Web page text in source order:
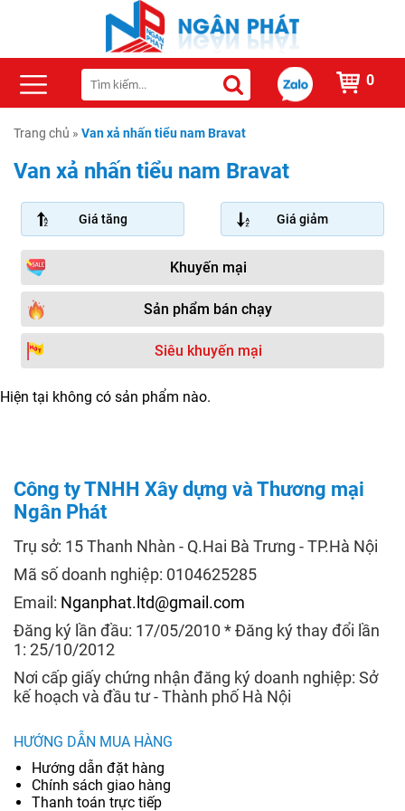
0
Trang chủ » Van xả nhấn tiểu nam Bravat
Van xả nhấn tiểu nam Bravat
Giá tăng Giá giảm
Khuyến mại
Sản phẩm bán chạy
Siêu khuyến mại
Hiện tại không có sản phẩm nào.
Công ty TNHH Xây dựng và Thương mại
Ngân Phát
Trụ sở: 15 Thanh Nhàn - Q.Hai Bà Trưng - TP.Hà Nội
Mã số doanh nghiệp: 0104625285
Email: Nganphat.ltd@gmail.com
Đăng ký lần đầu: 17/05/2010 * Đăng ký thay đổi lần
1: 25/10/2012
Nơi cấp giấy chứng nhận đăng ký doanh nghiệp: Sở
kế hoạch và đầu tư - Thành phố Hà Nội
HƯỚNG DẪN MUA HÀNG
Hướng dẫn đặt hàng
Chính sách giao hàng
Thanh toán trực tiếp